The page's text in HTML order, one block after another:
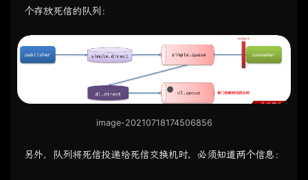
个存放死信的队列：
image-20210718174506856
另外，队列将死信投递给死信交换机时，必须知道两个信息：